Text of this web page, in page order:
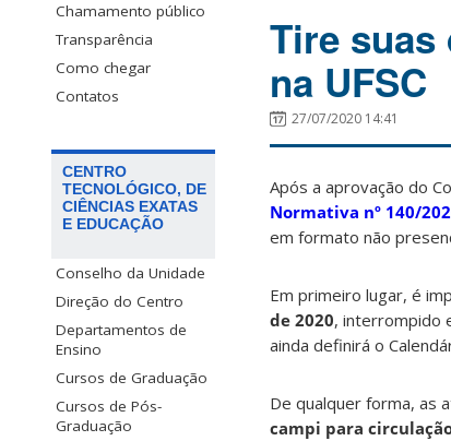
Chamamento público
Transparência
Como chegar
Contatos
CENTRO
TECNOLÓGICO, DE
CIÊNCIAS EXATAS
E EDUCAÇÃO
Conselho da Unidade
Direção do Centro
Departamentos de
Ensino
Cursos de Graduação
Cursos de Pós-
Graduação
Tire suas
na UFSC
27/07/2020 14:41
Após a aprovação do
Normativa nº 140/
em formato não
Em primeiro lugar, é
de 2020, interrompido
ainda definirá o
De qualquer forma, as
campi para